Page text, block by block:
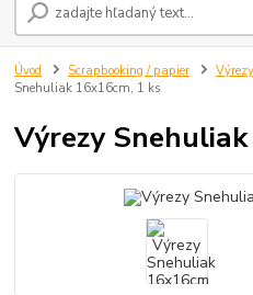
Úvod Scrapbooking / papier
Snehuliak 16x16cm, 1 ks
Výrezy